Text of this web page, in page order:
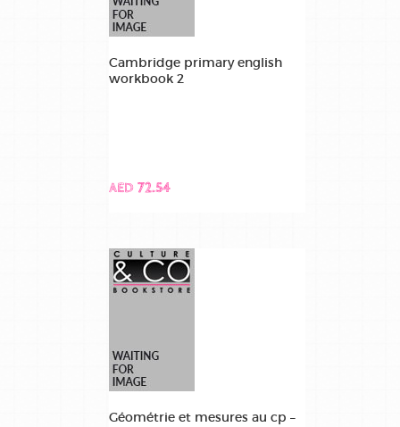
Cambridge primary english
workbook 2
AED 72.54
Géométrie et mesures au cp –